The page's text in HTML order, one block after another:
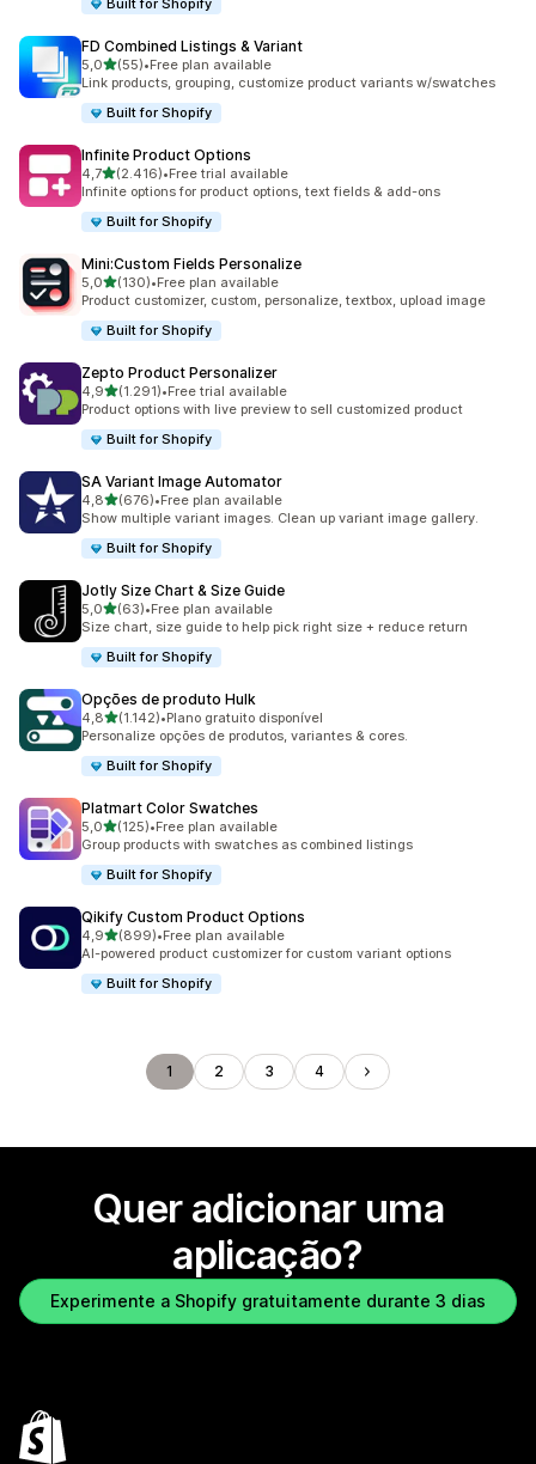
Built for Shopify
FD Combined Listings & Variant
5,0de 5 estrelas
(55)
55 total de avaliações
•Free plan available
Link products, grouping, customize product variants w/swatches
Built for Shopify
Infinite Product Options
4,7de 5 estrelas
(2.416)
2416 total de avaliações
•Free trial available
Infinite options for product options, text fields & add-ons
Built for Shopify
Mini:Custom Fields Personalize
5,0de 5 estrelas
(130)
130 total de avaliações
•Free plan available
Product customizer, custom, personalize, textbox, upload image
Built for Shopify
Zepto Product Personalizer
4,9de 5 estrelas
(1.291)
1291 total de avaliações
•Free trial available
Product options with live preview to sell customized product
Built for Shopify
SA Variant Image Automator
4,8de 5 estrelas
(676)
676 total de avaliações
•Free plan available
Show multiple variant images. Clean up variant image gallery.
Built for Shopify
Jotly Size Chart & Size Guide
5,0de 5 estrelas
(63)
63 total de avaliações
•Free plan available
Size chart, size guide to help pick right size + reduce return
Built for Shopify
Opções de produto Hulk
4,8de 5 estrelas
(1.142)
1142 total de avaliações
•Plano gratuito disponível
Personalize opções de produtos, variantes & cores.
Built for Shopify
Platmart Color Swatches
5,0de 5 estrelas
(125)
125 total de avaliações
•Free plan available
Group products with swatches as combined listings
Built for Shopify
Qikify Custom Product Options
4,9de 5 estrelas
(899)
899 total de avaliações
•Free plan available
AI-powered product customizer for custom variant options
Built for Shopify
1 2 3 4
Quer adicionar uma
aplicação?
Experimente a Shopify gratuitamente durante 3 dias